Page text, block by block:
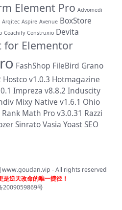
Element Pro Advomedi
Arqitec Aspire Avenue BoxStore
Coachify Construxio Devita
for Elementor
FashShop FileBird Grano
Hostco v1.0.3 Hotmagazine
Impreza v8.8.2 Induscity
Mixy Native v1.6.1 Ohio
Rank Math Pro v3.0.31 Razzi
SinratoVasia Yoast SEO
- All rights reserved
是逆天改命的唯一捷径！
2009059869号